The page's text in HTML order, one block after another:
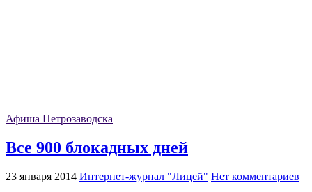
Афиша Петрозаводска
Все 900 блокадных дней
23 января 2014 Интернет-журнал "Лицей" Нет комментариев